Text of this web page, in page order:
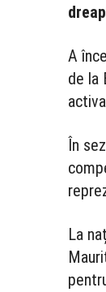
A
de la
În
La